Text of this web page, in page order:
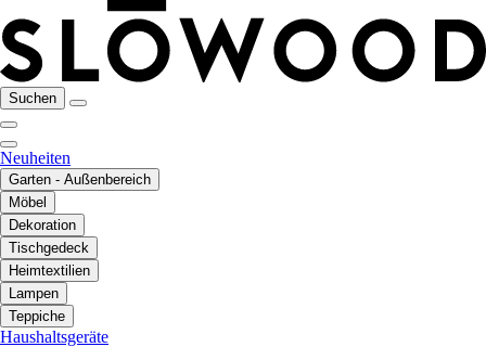
Suchen
Neuheiten
Garten - Außenbereich
Möbel
Dekoration
Tischgedeck
Heimtextilien
Lampen
Teppiche
Haushaltsgeräte